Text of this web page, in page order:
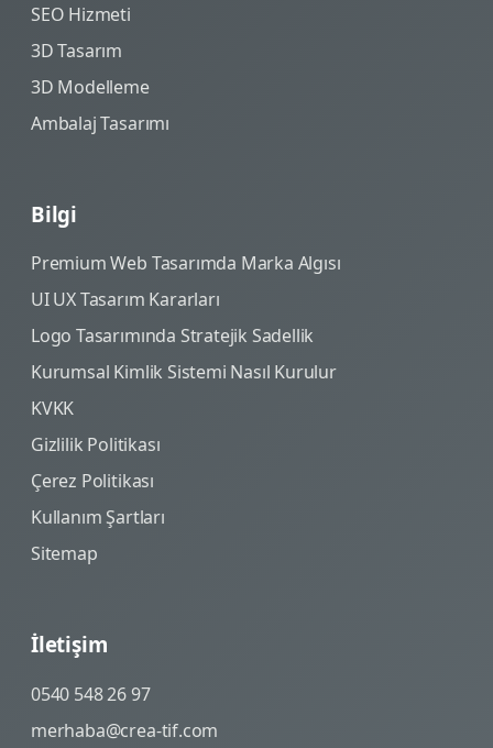
SEO Hizmeti
3D Tasarım
3D Modelleme
Ambalaj Tasarımı
Bilgi
Premium Web Tasarımda Marka Algısı
UI UX Tasarım Kararları
Logo Tasarımında Stratejik Sadellik
Kurumsal Kimlik Sistemi Nasıl Kurulur
KVKK
Gizlilik Politikası
Çerez Politikası
Kullanım Şartları
Sitemap
İletişim
0540 548 26 97
merhaba@crea-tif.com